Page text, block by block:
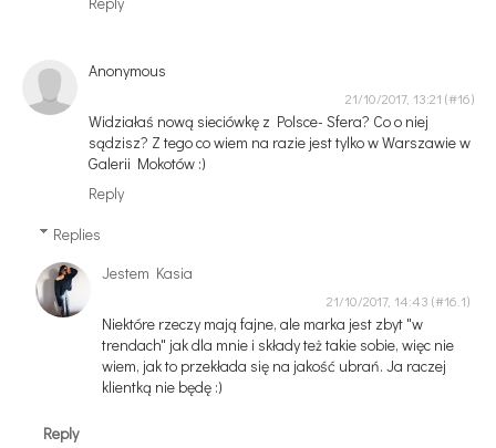
Anonymous
21/10/2017, 13:21
Widziałaś nową sieciówkę z Polsce- Sfera? Co o niej
sądzisz? Z tego co wiem na razie jest tylko w Warszawie w
Galerii Mokotów :)
Reply
Replies
Jestem Kasia
21/10/2017, 14:43
Niektóre rzeczy mają fajne, ale marka jest zbyt "w
trendach" jak dla mnie i składy też takie sobie, więc nie
wiem, jak to przekłada się na jakość ubrań. Ja raczej
klientką nie będę :)
Reply